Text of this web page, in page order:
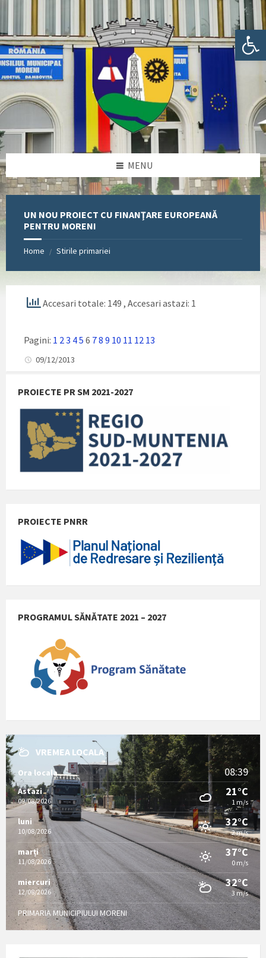
Deschide bara de unelte
sidebar
sidebar
MENU
UN NOU PROIECT CU FINANŢARE EUROPEANĂ
PENTRU MORENI
Home / Stirile primariei
Accesari totale: 149 , Accesari astazi: 1
Pagini: 1 2 3 45 6 78 9 10 11 12 13
09/12/2013
PROIECTE PR SM 2021-2027
PROIECTE PNRR
PROGRAMUL SĂNĂTATE 2021 – 2027
VREMEA LOCALA
Ora locala 08:39
Astazi
09/08/2026
21°C
1 m/s
luni
10/08/2026
32°C
2 m/s
marți
11/08/2026
37°C
0 m/s
miercuri
12/08/2026
32°C
3 m/s
PRIMARIA MUNICIPIULUI MORENI